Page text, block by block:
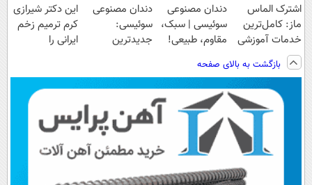
اشترک الماس
ماز: کامل‌ترین
خدمات آموزشی
برای کنکوری‌ها
دندان مصنوعی
سوئیسی | سبک،
مقاوم، طبیعی!
رایگان+پرداخت
اقساطی😍
دندان مصنوعی
سوئیسی:
جدیدترین
پرداخت قسطی
این دکتر شیرازی
کرم ترمیم زخم
ایرانی را
بازگشت به بالای صفحه